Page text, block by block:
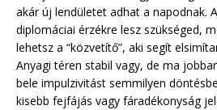
akár új lendületet adhat a napodnak.
diplomáciai érzékre lesz szükséged,
lehetsz a “közvetítő”, aki segít
Anyagi téren stabil vagy, de ma
bele impulzivitást semmilyen
kisebb fejfájás vagy fáradékonyság